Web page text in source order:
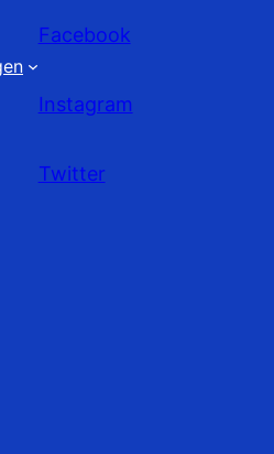
Facebook
Instagram
Twitter